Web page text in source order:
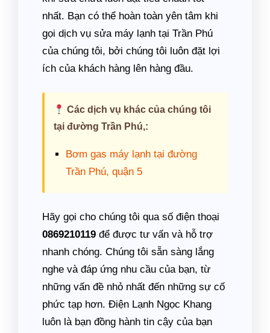
nhất. Bạn có thể hoàn toàn yên tâm khi
gọi dịch vụ sửa máy lạnh tại Trần Phú
của chúng tôi, bởi chúng tôi luôn đặt lợi
ích của khách hàng lên hàng đầu.
Các dịch vụ khác của chúng tôi
tại đường Trần Phú,:
Bơm gas máy lạnh tại đường
Trần Phú, quận 5
Hãy gọi cho chúng tôi qua số điện thoại
0869210119 để được tư vấn và hỗ trợ
nhanh chóng. Chúng tôi sẵn sàng lắng
nghe và đáp ứng nhu cầu của bạn, từ
những vấn đề nhỏ nhất đến những sự cố
phức tạp hơn. Điện Lạnh Ngọc Khang
luôn là bạn đồng hành tin cậy của bạn